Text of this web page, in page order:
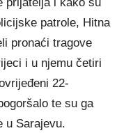
patrole, Hitna
pronaći tragove
i u njemu četiri
22-
te su ga
u Sarajevu.